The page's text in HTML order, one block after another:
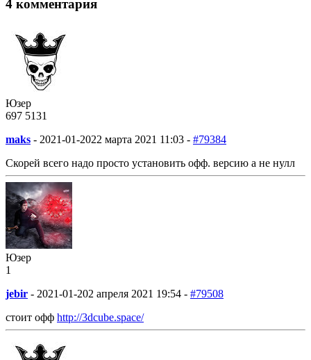
4 комментария
Юзер
697 5131
maks - 2021-01-2022 марта 2021 11:03 - #79384
Скорей всего надо просто установить офф. версию а не нулл
Юзер
1
jebir - 2021-01-202 апреля 2021 19:54 - #79508
стоит офф http://3dcube.space/